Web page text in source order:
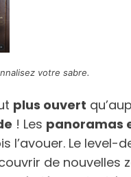
votre sabre.
plus ouvert
! Les panoramas
l’avouer. Le level-
de nouvelles